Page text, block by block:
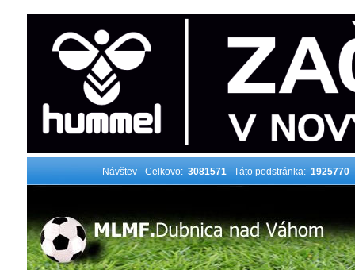
Návštev - Celkovo: 3081571 Táto podstránka: 1925770